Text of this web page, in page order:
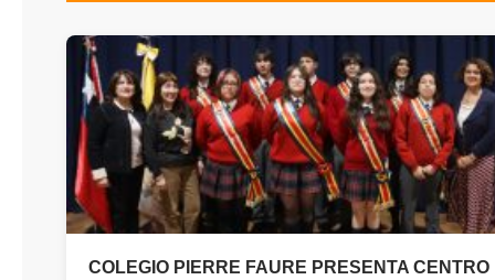
COLEGIO PIERRE FAURE PRESENTA CENTRO